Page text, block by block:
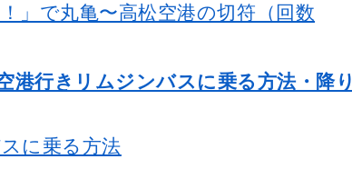
」で丸亀〜高松空港の切符（回数
港行きリムジンバスに乗る方法・降り
に乗る方法